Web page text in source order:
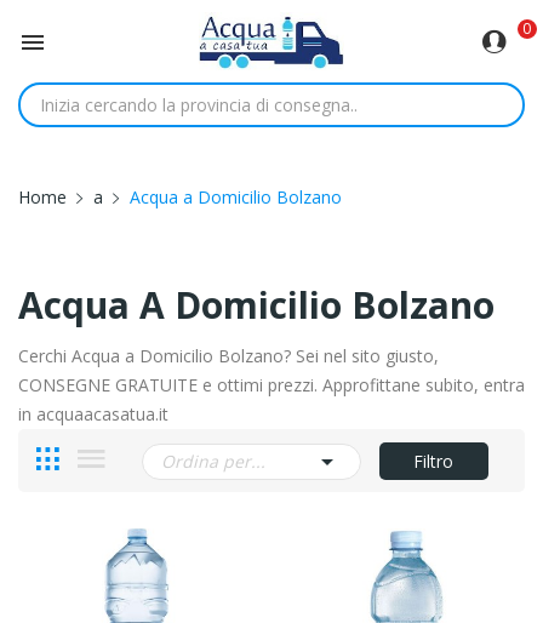

0
Home a Acqua a Domicilio Bolzano
Acqua A Domicilio Bolzano
Cerchi Acqua a Domicilio Bolzano? Sei nel sito giusto,
CONSEGNE GRATUITE e ottimi prezzi. Approfittane subito, entra
in acquaacasatua.it
Ordina per...  Filtro